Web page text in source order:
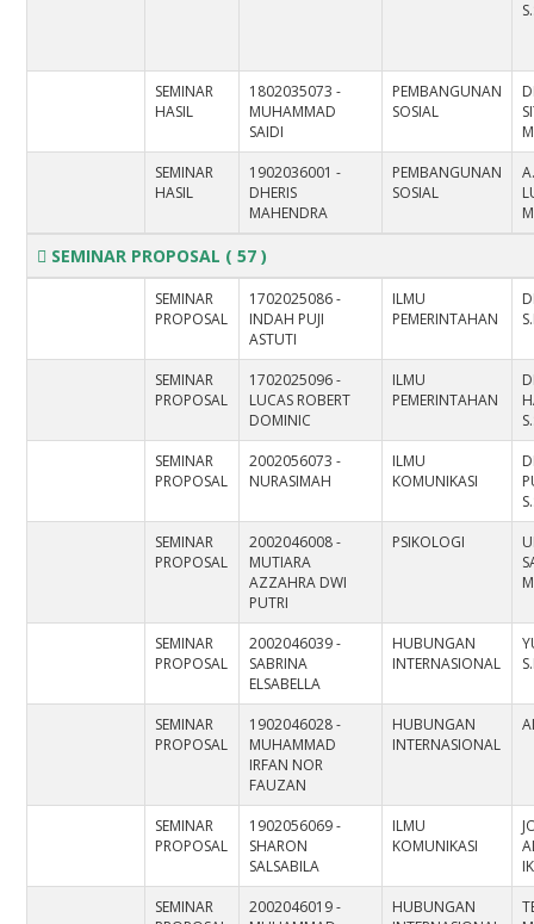
SEMINAR
HASIL
1802035073 -
MUHAMMAD
SAIDI
PEMBANGUNAN
SOSIAL
SEMINAR
HASIL
1902036001 -
DHERIS
MAHENDRA
PEMBANGUNAN
SOSIAL
SEMINAR PROPOSAL ( 57 )
SEMINAR
PROPOSAL
1702025086 -
INDAH PUJI
ASTUTI
ILMU
PEMERINTAHAN
SEMINAR
PROPOSAL
1702025096 -
LUCAS ROBERT
DOMINIC
ILMU
PEMERINTAHAN
SEMINAR
PROPOSAL
2002056073 -
NURASIMAH
ILMU
KOMUNIKASI
SEMINAR
PROPOSAL
2002046008 -
MUTIARA
AZZAHRA DWI
PUTRI
PSIKOLOGI
SEMINAR
PROPOSAL
2002046039 -
SABRINA
ELSABELLA
HUBUNGAN
INTERNASIONAL
SEMINAR
PROPOSAL
1902046028 -
MUHAMMAD
IRFAN NOR
FAUZAN
HUBUNGAN
INTERNASIONAL
SEMINAR
PROPOSAL
1902056069 -
SHARON
SALSABILA
ILMU
KOMUNIKASI
SEMINAR
2002046019 -
HUBUNGAN